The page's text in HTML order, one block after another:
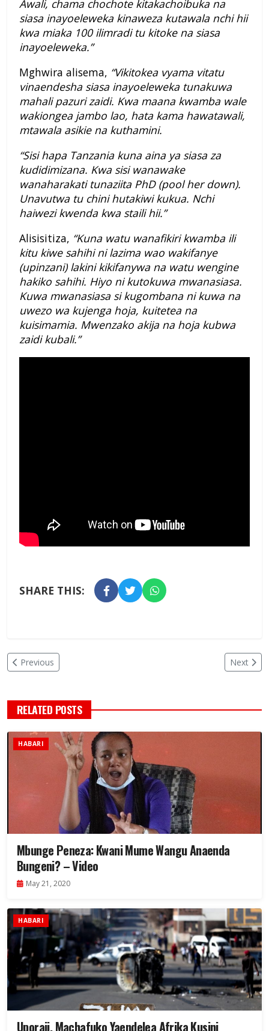
Awali, chama chochote kitakachoibuka na
siasa inayoeleweka kinaweza kutawala nchi hii
kwa miaka 100 ilimradi tu kitoke na siasa
inayoeleweka.”
Mghwira alisema, “Vikitokea vyama vitatu
vinaendesha siasa inayoeleweka tunakuwa
mahali pazuri zaidi. Kwa maana kwamba wale
wakiongea jambo lao, hata kama hawatawali,
mtawala asikie na kuthamini.
“Sisi hapa Tanzania kuna aina ya siasa za
kudidimizana. Kwa sisi wanawake
wanaharakati tunaziita PhD (pool her down).
Unavutwa tu chini hutakiwi kukua. Nchi
haiwezi kwenda kwa staili hii.”
Alisisitiza, “Kuna watu wanafikiri kwamba ili
kitu kiwe sahihi ni lazima wao wakifanye
(upinzani) lakini kikifanywa na watu wengine
hakiko sahihi. Hiyo ni kutokuwa mwanasiasa.
Kuwa mwanasiasa si kugombana ni kuwa na
uwezo wa kujenga hoja, kuitetea na
kuisimamia. Mwenzako akija na hoja kubwa
zaidi kubali.”
SHARE THIS:
Previous Next
RELATED POSTS
HABARI
Mbunge Peneza: Kwani Mume Wangu Anaenda
Bungeni? – Video
May 21, 2020
HABARI
Uporaji, Machafuko Yaendelea Afrika Kusini